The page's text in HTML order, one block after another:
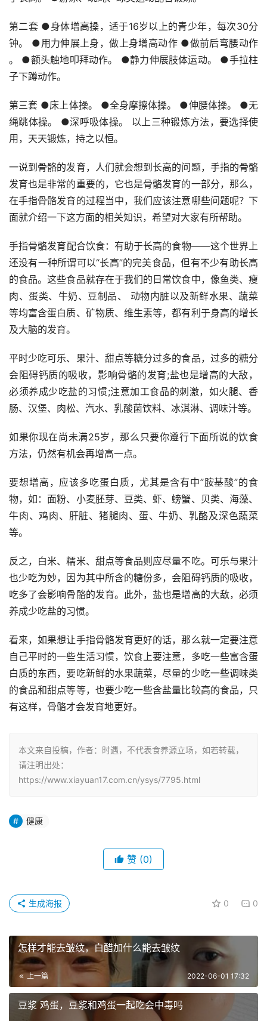
第二套 ●身体增高操，适于16岁以上的青少年，每次30分
钟。 ●用力伸展上身，做上身增高动作 ●做前后弯腰动作
。 ●额头触地叩拜动作。 ●静力伸展肢体运动。 ●手拉柱
子下蹲动作。
第三套 ●床上体操。 ●全身摩擦体操。 ●伸腰体操。 ●无
绳跳体操。 ●深呼吸体操。 以上三种锻炼方法，要选择使
用，天天锻炼，持之以恒。
一说到骨骼的发育，人们就会想到长高的问题，手指的骨骼
发育也是非常的重要的，它也是骨骼发育的一部分，那么，
在手指骨骼发育的过程当中，我们应该注意哪些问题呢？下
面就介绍一下这方面的相关知识，希望对大家有所帮助。
手指骨骼发育配合饮食：有助于长高的食物——这个世界上
还没有一种所谓可以“长高”的完美食品，但有不少有助长高
的食品。这些食品就存在于我们的日常饮食中，像鱼类、瘦
肉、蛋类、牛奶、豆制品、 动物内脏以及新鲜水果、蔬菜
等均富含蛋白质、矿物质、维生素等，都有利于身高的增长
及大脑的发育。
平时少吃可乐、果汁、甜点等糖分过多的食品，过多的糖分
会阻碍钙质的吸收，影响骨骼的发育;盐也是增高的大敌，
必须养成少吃盐的习惯;注意加工食品的刺激，如火腿、香
肠、汉堡、肉松、汽水、乳酸菌饮料、冰淇淋、调味汁等。
如果你现在尚未满25岁，那么只要你遵行下面所说的饮食
方法，仍然有机会再增高一点。
要想增高，应该多吃蛋白质，尤其是含有中”胺基酸”的食
物，如：面粉、小麦胚芽、豆类、虾、螃蟹、贝类、海藻、
牛肉、鸡肉、肝脏、猪腿肉、蛋、牛奶、乳酪及深色蔬菜
等。
反之，白米、糯米、甜点等食品则应尽量不吃。可乐与果汁
也少吃为妙，因为其中所含的糖份多，会阻碍钙质的吸收，
吃多了会影响骨骼的发育。此外，盐也是增高的大敌，必须
养成少吃盐的习惯。
看来，如果想让手指骨骼发育更好的话，那么就一定要注意
自己平时的一些生活习惯，饮食上要注意，多吃一些富含蛋
白质的东西，要吃新鲜的水果蔬菜，尽量的少吃一些调味类
的食品和甜点等等，也要少吃一些含盐量比较高的食品，只
有这样，骨骼才会发育地更好。
本文来自投稿，作者：时遇，不代表食养源立场，如若转载，
请注明出处：
https://www.xiayuan17.com.cn/ysys/7795.html
健康
赞 (0)
0 0
生成海报
怎样才能去皱纹，白醋加什么能去皱纹
上一篇 2022-06-01 17:32
豆浆 鸡蛋，豆浆和鸡蛋一起吃会中毒吗